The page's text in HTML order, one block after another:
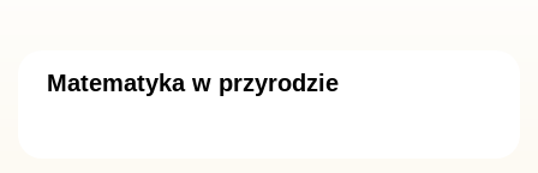
Matematyka w przyrodzie